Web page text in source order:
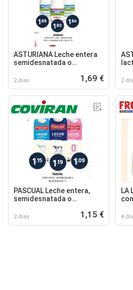
ASTURIANA Leche entera
semidesnatada o
2 días 1,69 € 2
PASCUAL Leche entera,
semidesnatada o
2 días 1,15 €
LA
4